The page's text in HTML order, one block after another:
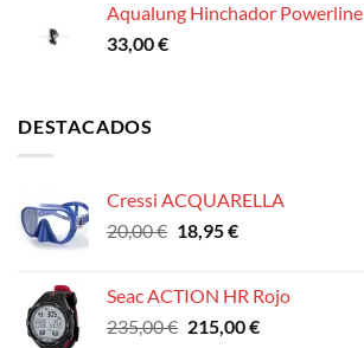
Aqualung Hinchador Powerline
33,00€
DESTACADOS
Cressi ACQUARELLA
20,00€ El
era:
20,00 €.
18,95€El
es:
18,95 €.
Seac ACTION HR Rojo
235,00€ El
215,00€El